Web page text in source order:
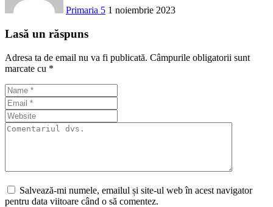
Primaria 5 1 noiembrie 2023
Lasă un răspuns
Adresa ta de email nu va fi publicată. Câmpurile obligatorii sunt
marcate cu *
Salvează-mi numele, emailul și site-ul web în acest navigator
pentru data viitoare când o să comentez.